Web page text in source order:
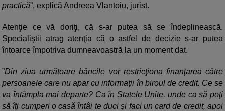
practică”, explică Andreea Vlantoiu, jurist.
Atenţie ce vă doriţi, că s-ar putea să se îndeplinească.
Specialiştii atrag atenţia că o astfel de decizie s-ar putea
întoarce împotriva dumneavoastră la un moment dat.
”Din ziua următoare băncile vor restricţiona finanţarea către
persoanele care nu apar cu informaţii în biroul de credit. Ce se
va întâmpla mai departe? Ca în Statele Unite, unde ca să poţi
să îţi cumperi o casă întâi te duci şi faci un card de credit, apoi